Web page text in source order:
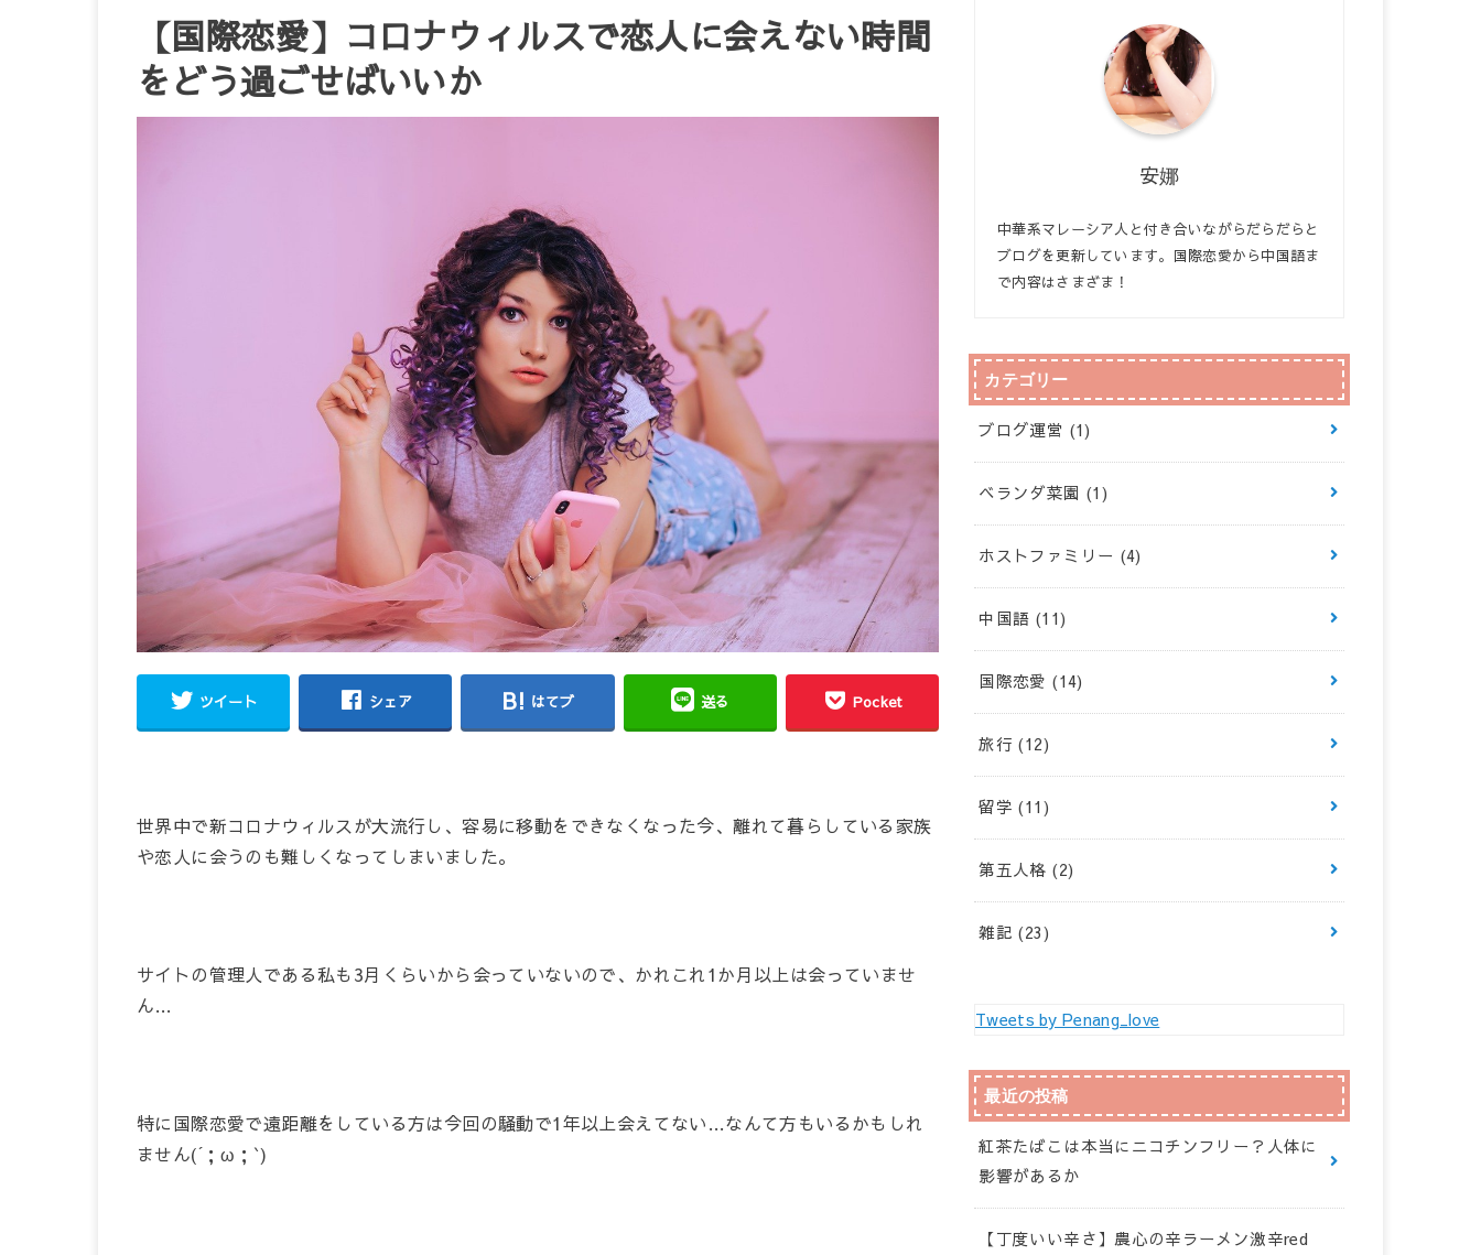
【国際恋愛】コロナウィルスで恋人に会えない時間
をどう過ごせばいいか
ツイート シェア はてブ 送る Pocket
世界中で新コロナウィルスが大流行し、容易に移動をできなくなった今、離れて暮らしている家族
や恋人に会うのも難しくなってしまいました。
サイトの管理人である私も3月くらいから会っていないので、かれこれ1か月以上は会っていませ
ん…
特に国際恋愛で遠距離をしている方は今回の騒動で1年以上会えてない…なんて方もいるかもしれ
ません(´；ω；`)
安娜
中華系マレーシア人と付き合いながらだらだらと
ブログを更新しています。国際恋愛から中国語ま
で内容はさまざま！
カテゴリー
ブログ運営 (1)
ベランダ菜園 (1)
ホストファミリー (4)
中国語 (11)
国際恋愛 (14)
旅行 (12)
留学 (11)
第五人格 (2)
雑記 (23)
Tweets by Penang_love
最近の投稿
紅茶たばこは本当にニコチンフリー？人体に
影響があるか
【丁度いい辛さ】農心の辛ラーメン激辛red